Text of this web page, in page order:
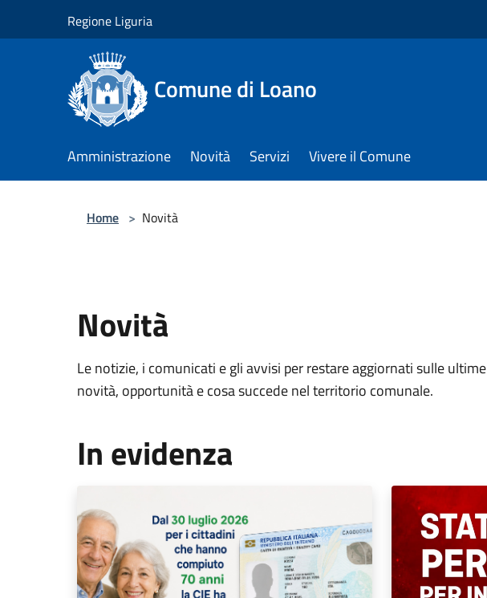
Regione Liguria
Comune di Loano
Amministrazione Novità Servizi Vivere il Comune
Home > Novità
Novità
Le notizie, i comunicati e gli avvisi per restare aggiornati sulle ultime
novità, opportunità e cosa succede nel territorio comunale.
In evidenza